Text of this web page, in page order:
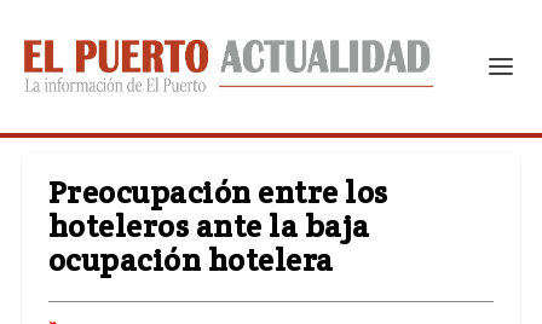
Preocupación entre los
hoteleros ante la baja
ocupación hotelera